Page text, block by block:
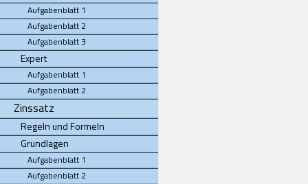
Aufgabenblatt 1
Aufgabenblatt 2
Aufgabenblatt 3
Expert
Aufgabenblatt 1
Aufgabenblatt 2
Zinssatz
Regeln und Formeln
Grundlagen
Aufgabenblatt 1
Aufgabenblatt 2